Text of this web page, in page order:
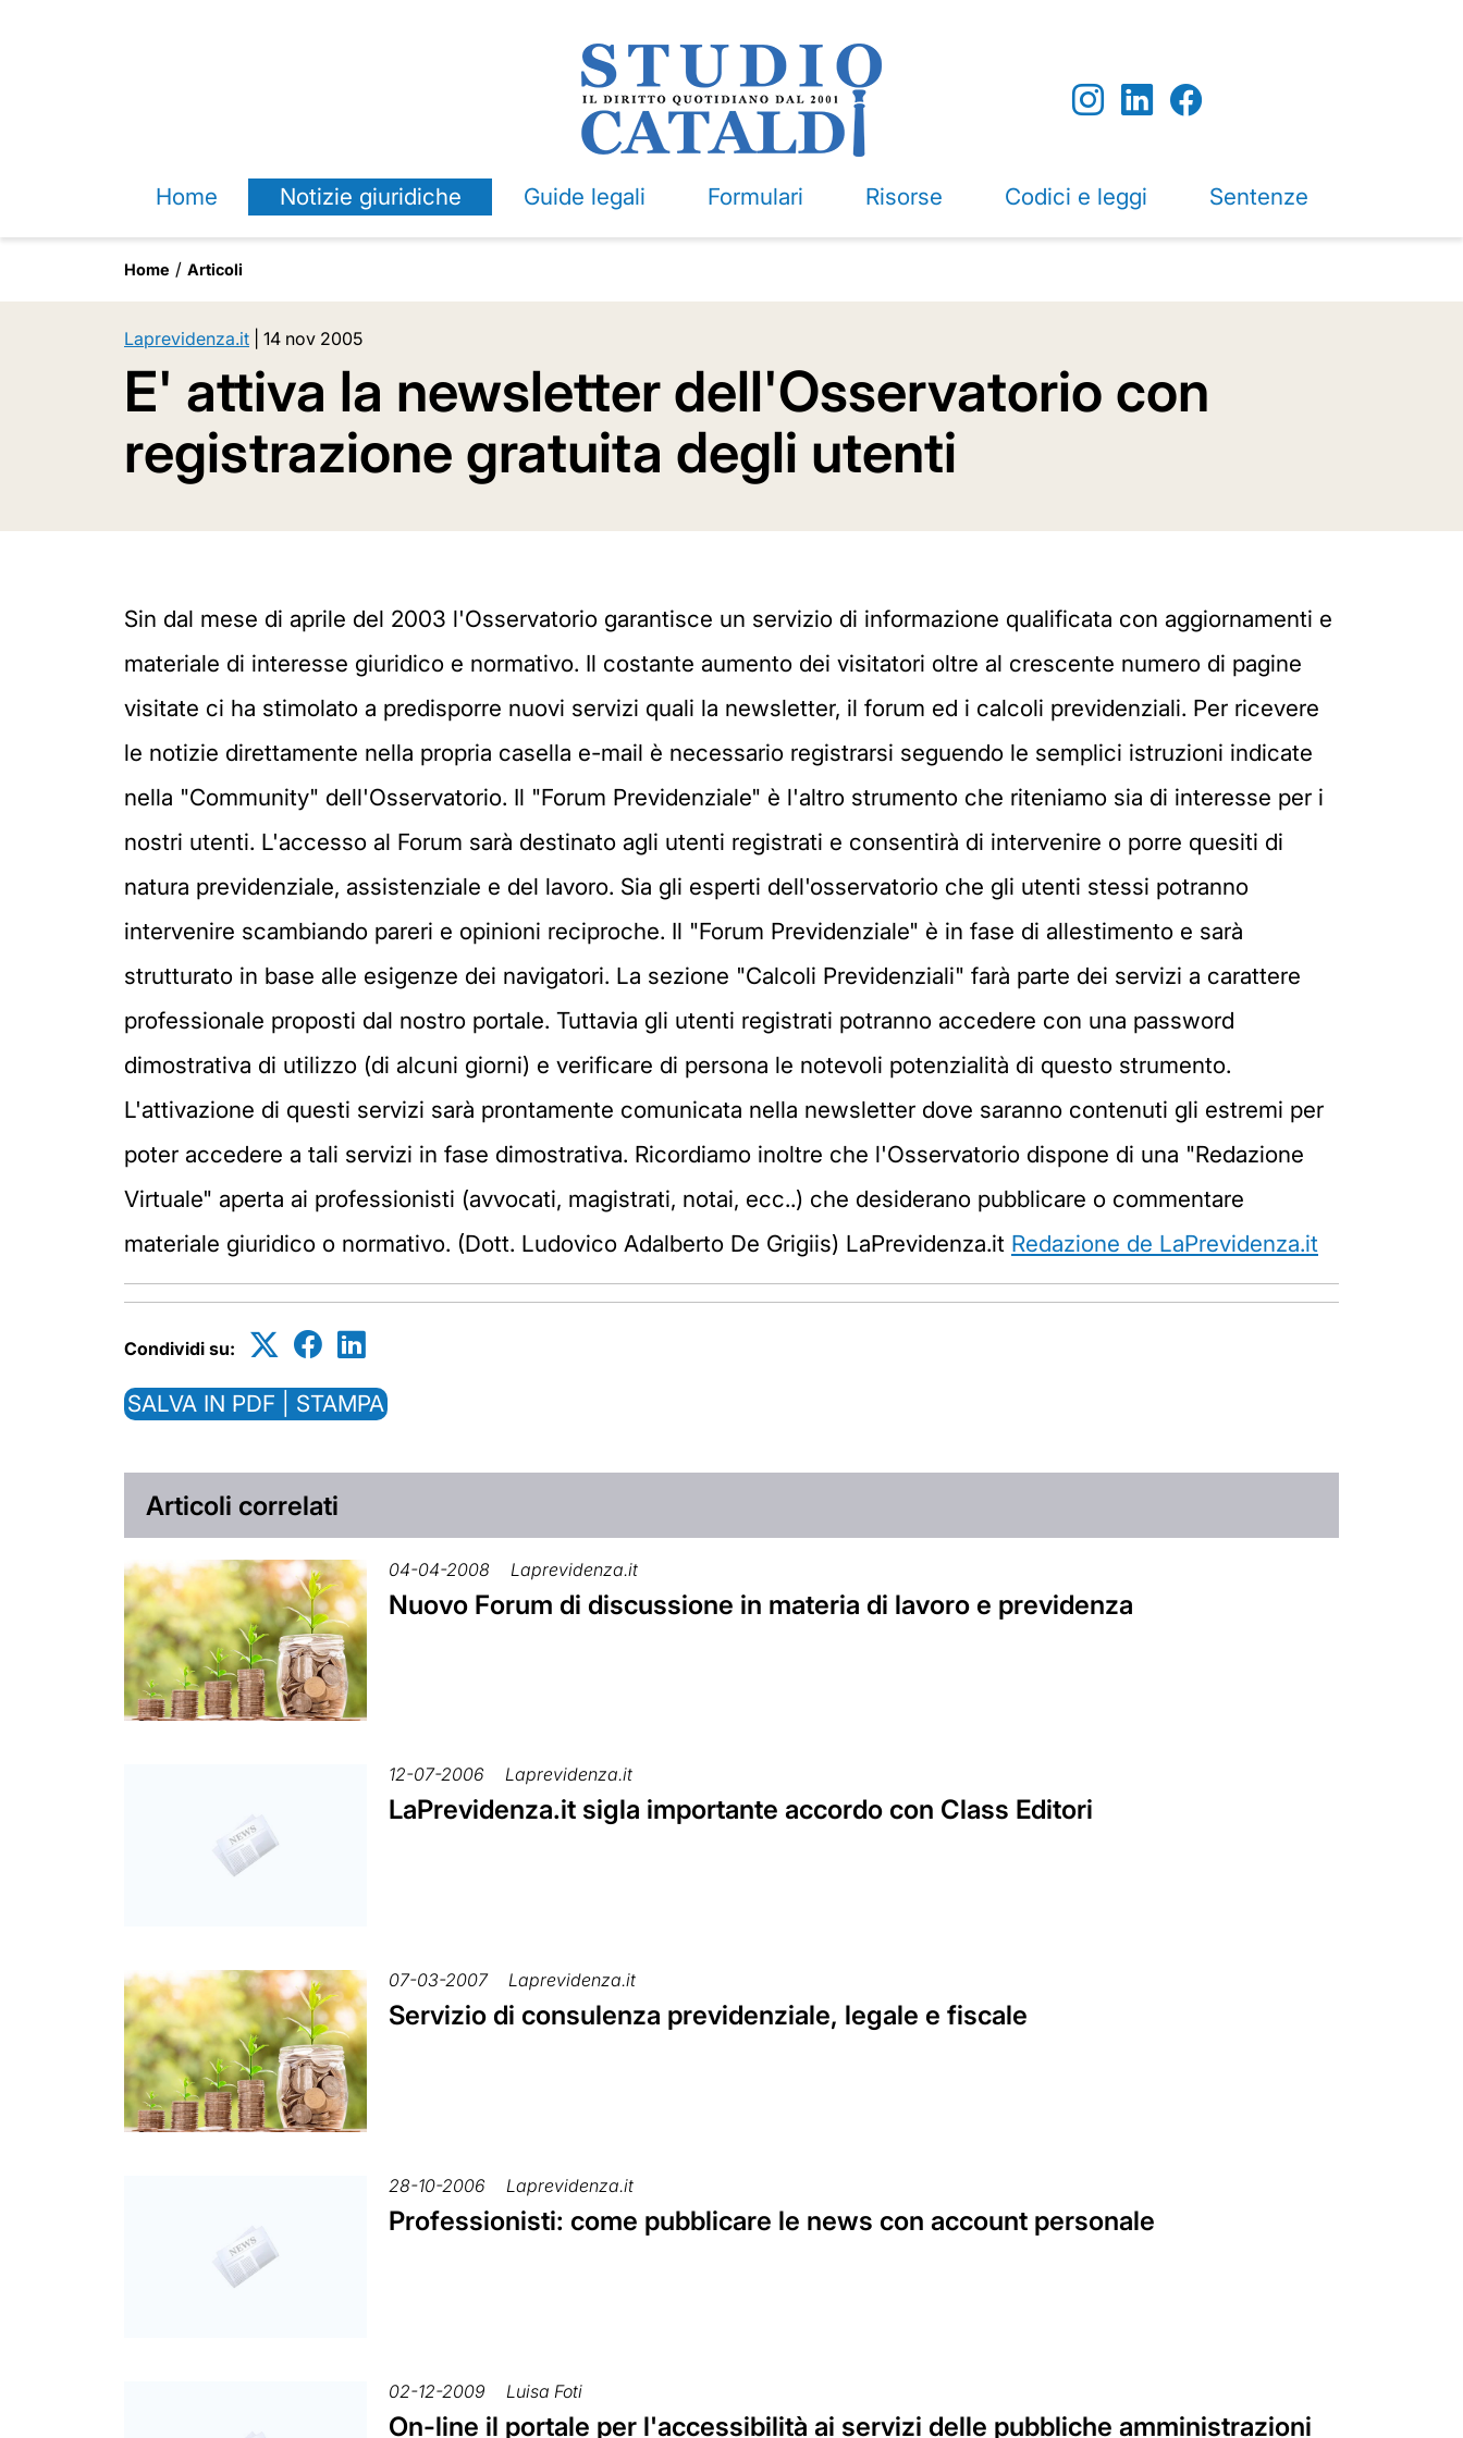
Home Notizie giuridiche Guide legali Formulari Risorse Codici e leggi Sentenze
Home Articoli
Laprevidenza.it 14 nov 2005
E' attiva la newsletter dell'Osservatorio con
registrazione gratuita degli utenti
Sin dal mese di aprile del 2003 l'Osservatorio garantisce un servizio di informazione qualificata con aggiornamenti e
materiale di interesse giuridico e normativo. Il costante aumento dei visitatori oltre al crescente numero di pagine
visitate ci ha stimolato a predisporre nuovi servizi quali la newsletter, il forum ed i calcoli previdenziali. Per ricevere
le notizie direttamente nella propria casella e-mail è necessario registrarsi seguendo le semplici istruzioni indicate
nella "Community" dell'Osservatorio. Il "Forum Previdenziale" è l'altro strumento che riteniamo sia di interesse per i
nostri utenti. L'accesso al Forum sarà destinato agli utenti registrati e consentirà di intervenire o porre quesiti di
natura previdenziale, assistenziale e del lavoro. Sia gli esperti dell'osservatorio che gli utenti stessi potranno
intervenire scambiando pareri e opinioni reciproche. Il "Forum Previdenziale" è in fase di allestimento e sarà
strutturato in base alle esigenze dei navigatori. La sezione "Calcoli Previdenziali" farà parte dei servizi a carattere
professionale proposti dal nostro portale. Tuttavia gli utenti registrati potranno accedere con una password
dimostrativa di utilizzo (di alcuni giorni) e verificare di persona le notevoli potenzialità di questo strumento.
L'attivazione di questi servizi sarà prontamente comunicata nella newsletter dove saranno contenuti gli estremi per
poter accedere a tali servizi in fase dimostrativa. Ricordiamo inoltre che l'Osservatorio dispone di una "Redazione
Virtuale" aperta ai professionisti (avvocati, magistrati, notai, ecc..) che desiderano pubblicare o commentare
materiale giuridico o normativo. (Dott. Ludovico Adalberto De Grigiis) LaPrevidenza.it Redazione de LaPrevidenza.it
Condividi su:
SALVA IN PDF | STAMPA
Articoli correlati
04-04-2008 Laprevidenza.it
Nuovo Forum di discussione in materia di lavoro e previdenza
12-07-2006 Laprevidenza.it
LaPrevidenza.it sigla importante accordo con Class Editori
07-03-2007 Laprevidenza.it
Servizio di consulenza previdenziale, legale e fiscale
28-10-2006 Laprevidenza.it
Professionisti: come pubblicare le news con account personale
02-12-2009 Luisa Foti
On-line il portale per l'accessibilità ai servizi delle pubbliche amministrazioni